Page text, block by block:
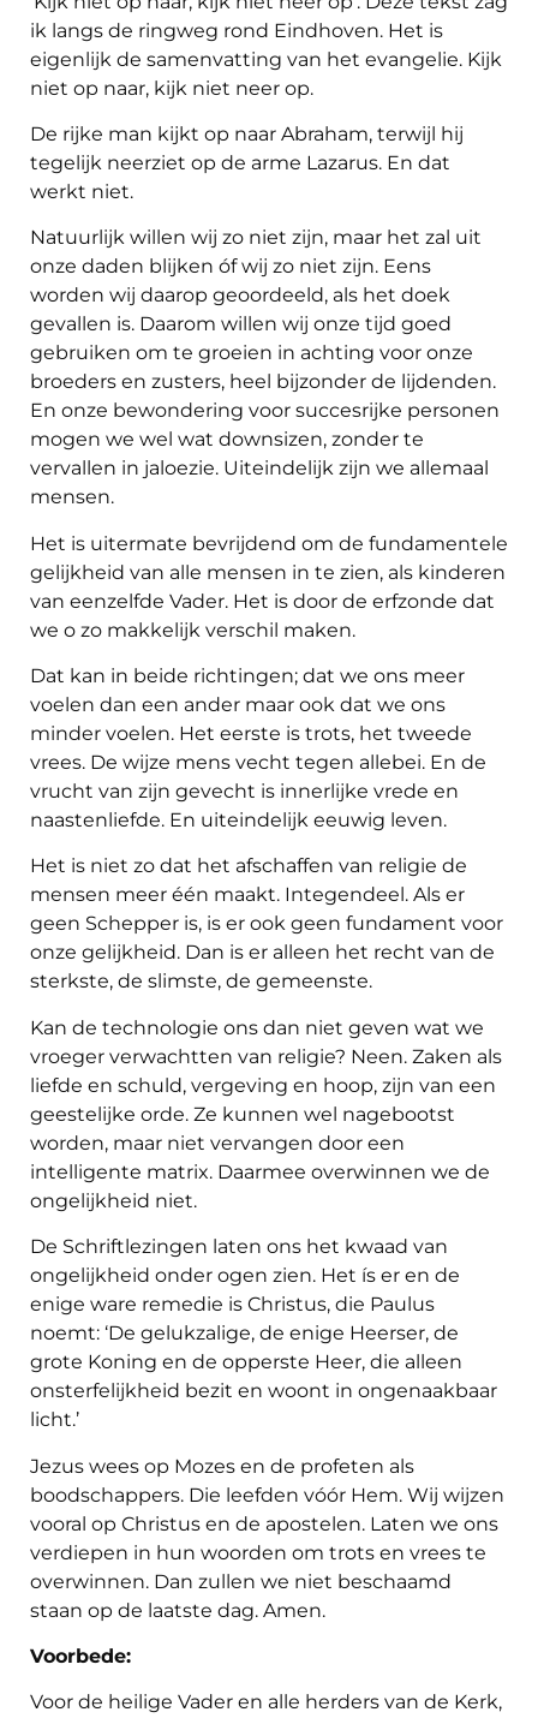
ik langs de ringweg rond Eindhoven. Het is
eigenlijk de samenvatting van het evangelie. Kijk
niet op naar, kijk niet neer op.
De rijke man kijkt op naar Abraham, terwijl hij
tegelijk neerziet op de arme Lazarus. En dat
werkt niet.
Natuurlijk willen wij zo niet zijn, maar het zal uit
onze daden blijken óf wij zo niet zijn. Eens
worden wij daarop geoordeeld, als het doek
gevallen is. Daarom willen wij onze tijd goed
gebruiken om te groeien in achting voor onze
broeders en zusters, heel bijzonder de lijdenden.
En onze bewondering voor succesrijke personen
mogen we wel wat downsizen, zonder te
vervallen in jaloezie. Uiteindelijk zijn we allemaal
mensen.
Het is uitermate bevrijdend om de fundamentele
gelijkheid van alle mensen in te zien, als kinderen
van eenzelfde Vader. Het is door de erfzonde dat
we o zo makkelijk verschil maken.
Dat kan in beide richtingen; dat we ons meer
voelen dan een ander maar ook dat we ons
minder voelen. Het eerste is trots, het tweede
vrees. De wijze mens vecht tegen allebei. En de
vrucht van zijn gevecht is innerlijke vrede en
naastenliefde. En uiteindelijk eeuwig leven.
Het is niet zo dat het afschaffen van religie de
mensen meer één maakt. Integendeel. Als er
geen Schepper is, is er ook geen fundament voor
onze gelijkheid. Dan is er alleen het recht van de
sterkste, de slimste, de gemeenste.
Kan de technologie ons dan niet geven wat we
vroeger verwachtten van religie? Neen. Zaken als
liefde en schuld, vergeving en hoop, zijn van een
geestelijke orde. Ze kunnen wel nagebootst
worden, maar niet vervangen door een
intelligente matrix. Daarmee overwinnen we de
ongelijkheid niet.
De Schriftlezingen laten ons het kwaad van
ongelijkheid onder ogen zien. Het ís er en de
enige ware remedie is Christus, die Paulus
noemt: ‘De gelukzalige, de enige Heerser, de
grote Koning en de opperste Heer, die alleen
onsterfelijkheid bezit en woont in ongenaakbaar
licht.’
Jezus wees op Mozes en de profeten als
boodschappers. Die leefden vóór Hem. Wij wijzen
vooral op Christus en de apostelen. Laten we ons
verdiepen in hun woorden om trots en vrees te
overwinnen. Dan zullen we niet beschaamd
staan op de laatste dag. Amen.
Voorbede:
Voor de heilige Vader en alle herders van de Kerk,